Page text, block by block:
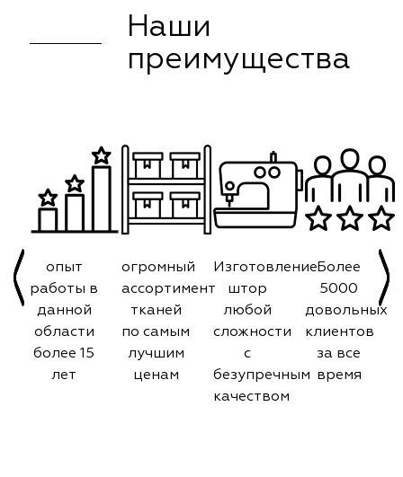
Наши
преимущества
опыт
работы в
данной
области
более 15
лет
огромный
ассортимент
тканей
по самым
лучшим
ценам
Изготовление
штор
любой
сложности
с
безупречным
качеством
Более
5000
довольных
клиентов
за все
время